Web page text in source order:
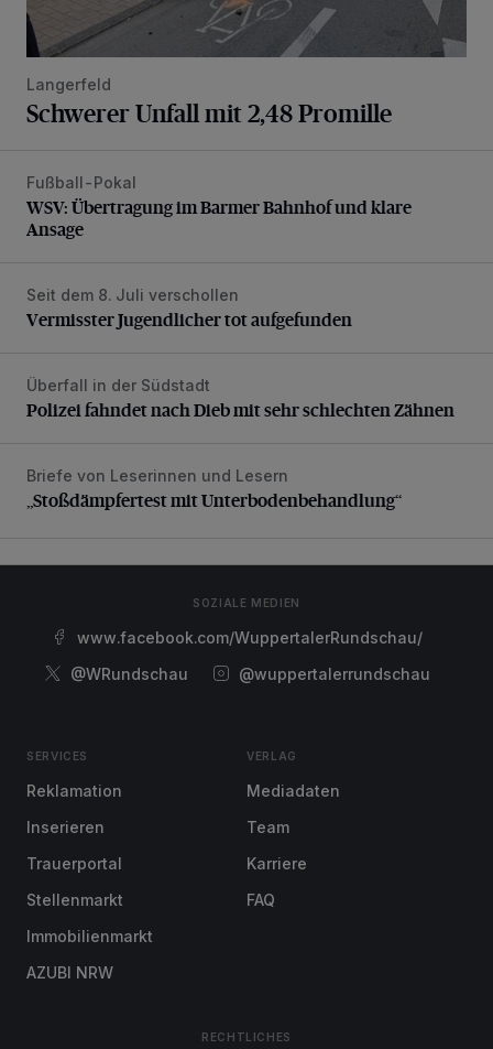
Langerfeld
Schwerer Unfall mit 2,48 Promille
WSV: Übertragung im Barmer Bahnhof und klare Ansage
Fußball-Pokal
WSV: Übertragung im Barmer Bahnhof und klare
Ansage
Vermisster Jugendlicher tot aufgefunden
Seit dem 8. Juli verschollen
Vermisster Jugendlicher tot aufgefunden
Polizei fahndet nach Dieb mit sehr schlechten Zähnen
Überfall in der Südstadt
Polizei fahndet nach Dieb mit sehr schlechten Zähnen
„Stoßdämpfertest mit Unterbodenbehandlung“
Briefe von Leserinnen und Lesern
„Stoßdämpfertest mit Unterbodenbehandlung“
SOZIALE MEDIEN
www.facebook.com/WuppertalerRundschau/
@WRundschau
@wuppertalerrundschau
SERVICES
Reklamation
Inserieren
Trauerportal
Stellenmarkt
Immobilienmarkt
AZUBI NRW
VERLAG
Mediadaten
Team
Karriere
FAQ
RECHTLICHES